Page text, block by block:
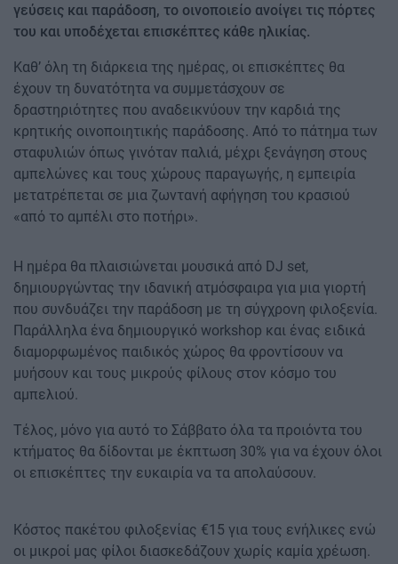
γεύσεις και παράδοση, το οινοποιείο ανοίγει τις πόρτες
του και υποδέχεται επισκέπτες κάθε ηλικίας.
Καθ’ όλη τη διάρκεια της ημέρας, οι επισκέπτες θα
έχουν τη δυνατότητα να συμμετάσχουν σε
δραστηριότητες που αναδεικνύουν την καρδιά της
κρητικής οινοποιητικής παράδοσης. Από το πάτημα των
σταφυλιών όπως γινόταν παλιά, μέχρι ξενάγηση στους
αμπελώνες και τους χώρους παραγωγής, η εμπειρία
μετατρέπεται σε μια ζωντανή αφήγηση του κρασιού
«από το αμπέλι στο ποτήρι».
Η ημέρα θα πλαισιώνεται μουσικά από DJ set,
δημιουργώντας την ιδανική ατμόσφαιρα για μια γιορτή
που συνδυάζει την παράδοση με τη σύγχρονη φιλοξενία.
Παράλληλα ένα δημιουργικό workshop και ένας ειδικά
διαμορφωμένος παιδικός χώρος θα φροντίσουν να
μυήσουν και τους μικρούς φίλους στον κόσμο του
αμπελιού.
Τέλος, μόνο για αυτό το Σάββατο όλα τα προιόντα του
κτήματος θα δίδονται με έκπτωση 30% για να έχουν όλοι
οι επισκέπτες την ευκαιρία να τα απολαύσουν.
Κόστος πακέτου φιλοξενίας €15 για τους ενήλικες ενώ
οι μικροί μας φίλοι διασκεδάζουν χωρίς καμία χρέωση.